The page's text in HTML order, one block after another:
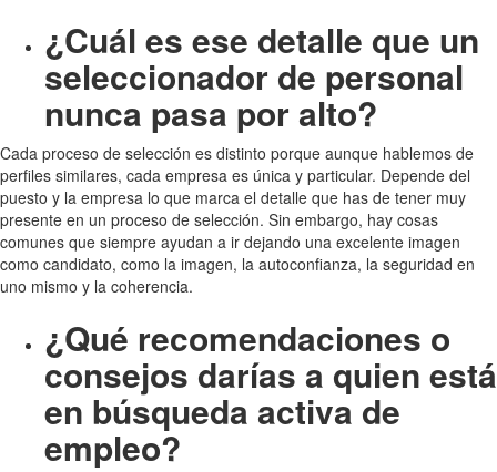
¿Cuál es ese detalle que un
seleccionador de personal
nunca pasa por alto?
Cada proceso de selección es distinto porque aunque hablemos de
perfiles similares, cada empresa es única y particular. Depende del
puesto y la empresa lo que marca el detalle que has de tener muy
presente en un proceso de selección. Sin embargo, hay cosas
comunes que siempre ayudan a ir dejando una excelente imagen
como candidato, como la imagen, la autoconfianza, la seguridad en
uno mismo y la coherencia.
¿Qué recomendaciones o
consejos darías a quien está
en búsqueda activa de
empleo?